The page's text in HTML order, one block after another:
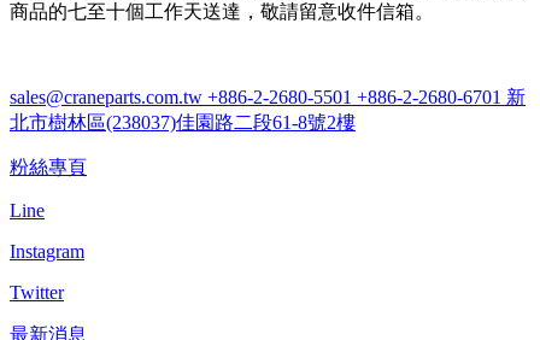
商品的七至十個工作天送達，敬請留意收件信箱。
sales@craneparts.com.tw +886-2-2680-5501 +886-2-2680-6701 新
北市樹林區(238037)佳園路二段61-8號2樓
粉絲專頁
Line
Instagram
Twitter
最新消息